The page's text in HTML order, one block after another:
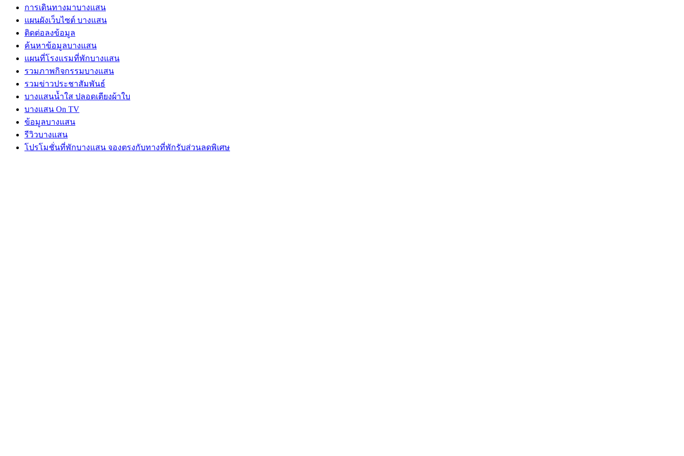
การเดินทางมาบางแสน
แผนผังเว็บไซต์ บางแสน
ติดต่อลงข้อมูล
ค้นหาข้อมูลบางแสน
แผนที่โรงแรมที่พักบางแสน
รวมภาพกิจกรรมบางแสน
รวมข่าวประชาสัมพันธ์
บางแสนน้ำใส ปลอดเตียงผ้าใบ
บางแสน On TV
ข้อมูลบางแสน
รีวิวบางแสน
โปรโมชั่นที่พักบางแสน จองตรงกับทางที่พักรับส่วนลดพิเศษ